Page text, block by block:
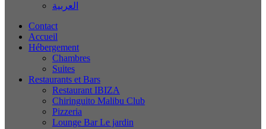
العربية
Contact
Accueil
Hébergement
Chambres
Suites
Restaurants et Bars
Restaurant IBIZA
Chiringuito Malibu Club
Pizzeria
Lounge Bar Le jardin